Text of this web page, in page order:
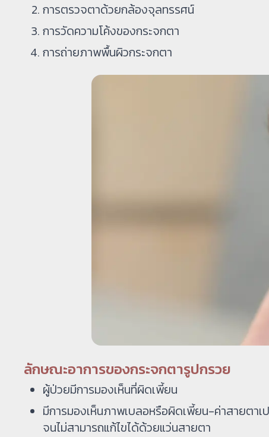
การตรวจตาด้วยกล้องจุลทรรศน์
การวัดความโค้งของกระจกตา
การถ่ายภาพพื้นผิวกระจกตา
ลักษณะอาการของกระจกตารูปกรวย
ผู้ป่วยมีการมองเห็นที่ผิดเพี้ยน
มีการมองเห็นภาพเบลอหรือผิดเพี้ยน-ค่าสายตา
จนไม่สามารถแก้ไขได้ด้วยแว่นสายตา